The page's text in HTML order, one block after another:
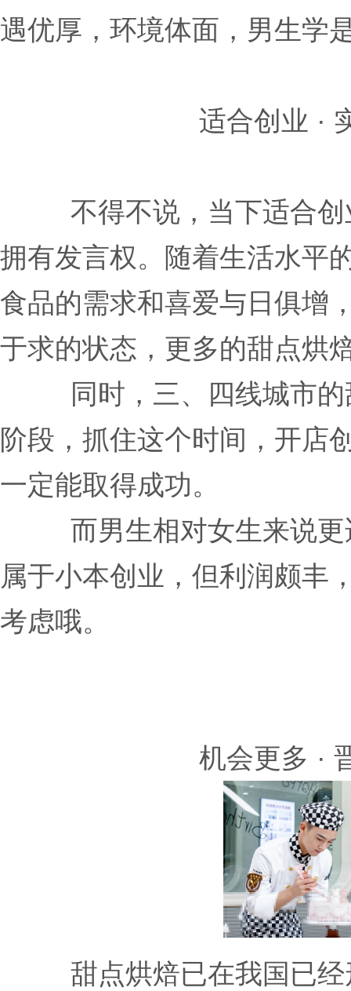
遇优厚，环境体面，男生学
适合创业
不得不说，当下适合
拥有发言权。随着生活水平
食品的需求和喜爱与日俱增
于求的状态，更多的甜点烘
同时，三、四线城市
阶段，抓住这个时间，开店
一定能取得成功。
而男生相对女生来说
属于小本创业，但利润颇丰
考虑哦。
机会更多
甜点烘焙已在我国已